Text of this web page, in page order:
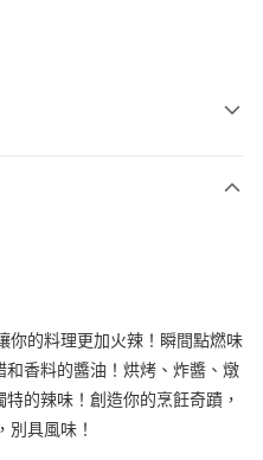
你的料理更加火辣！瞬間點燃味
香料的醬油！烘烤、炸醬、燉
的辣味！創造你的烹飪奇蹟，
別具風味！